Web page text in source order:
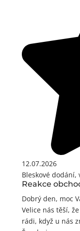
12.07.2026
Bleskové
Reakce
Dobrý den, moc
Velice nás těší,
rádi, když u nás